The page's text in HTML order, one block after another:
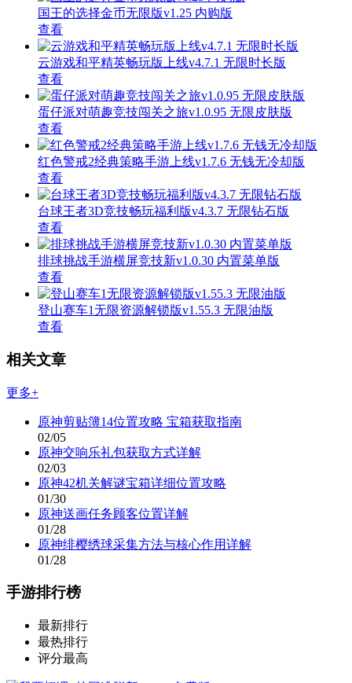
国王的选择金币无限版v1.25 内购版
查看
云游戏和平精英畅玩版上线v4.7.1 无限时长版
查看
蛋仔派对萌趣竞技闯关之旅v1.0.95 无限皮肤版
查看
红色警戒2经典策略手游上线v1.7.6 无钱无冷却版
查看
台球王者3D竞技畅玩福利版v4.3.7 无限钻石版
查看
排球挑战手游横屏竞技新v1.0.30 内置菜单版
查看
登山赛车1无限资源解锁版v1.55.3 无限油版
查看
相关文章
更多+
原神剪贴簿14位置攻略 宝箱获取指南
02/05
原神交响乐礼包获取方式详解
02/03
原神42机关解谜宝箱详细位置攻略
01/30
原神送画任务顾客位置详解
01/28
原神绯樱绣球采集方法与核心作用详解
01/28
手游排行榜
最新排行
最热排行
评分最高